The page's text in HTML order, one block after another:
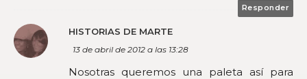
Responder
HISTORIAS DE MARTE
13 de abril de 2012 a las 13:28
Nosotras queremos una paleta así para